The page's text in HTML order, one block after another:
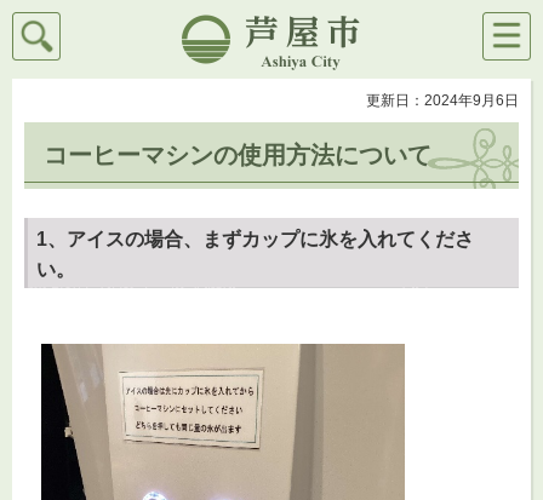
芦屋市
検索
メニ
ュー
更新日：2024年9月6日
コーヒーマシンの使用方法について
1、アイスの場合、まずカップに氷を入れてくださ
い。